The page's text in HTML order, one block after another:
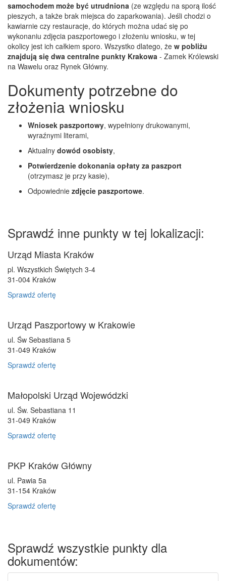
samochodem może być utrudniona (ze względu na sporą ilość
pieszych, a także brak miejsca do zaparkowania). Jeśli chodzi o
kawiarnie czy restauracje, do których można udać się po
wykonaniu zdjęcia paszportowego i złożeniu wniosku, w tej
okolicy jest ich całkiem sporo. Wszystko dlatego, że w pobliżu
znajdują się dwa centralne punkty Krakowa - Zamek Królewski
na Wawelu oraz Rynek Główny.
Dokumenty potrzebne do
złożenia wniosku
Wniosek paszportowy, wypełniony drukowanymi,
wyraźnymi literami,
Aktualny dowód osobisty,
Potwierdzenie dokonania opłaty za paszport
(otrzymasz je przy kasie),
Odpowiednie zdjęcie paszportowe.
Sprawdź inne punkty w tej lokalizacji:
Urząd Miasta Kraków
pl. Wszystkich Świętych 3-4
31-004 Kraków
Sprawdź ofertę
Urząd Paszportowy w Krakowie
ul. Św Sebastiana 5
31-049 Kraków
Sprawdź ofertę
Małopolski Urząd Wojewódzki
ul. Św. Sebastiana 11
31-049 Kraków
Sprawdź ofertę
PKP Kraków Główny
ul. Pawia 5a
31-154 Kraków
Sprawdź ofertę
Sprawdź wszystkie punkty dla
dokumentów: